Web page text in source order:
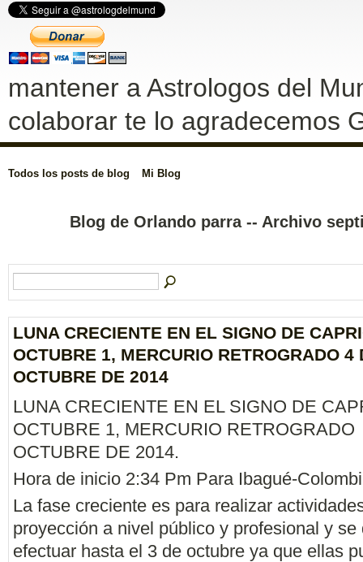
mantener a Astrologos del
colaborar te lo agradecemos
Todos los posts de blog Mi Blog
Blog de Orlando parra -- Archivo
LUNA CRECIENTE EN EL SIGNO DE
OCTUBRE 1, MERCURIO RETROGRADO 4
OCTUBRE DE 2014
LUNA CRECIENTE EN EL SIGNO DE
OCTUBRE 1, MERCURIO
OCTUBRE DE 2014.
Hora de inicio 2:34 Pm Para Ibagué-
La fase creciente es para realizar
proyección a nivel público y profesional y
efectuar hasta el 3 de octubre ya que ellas